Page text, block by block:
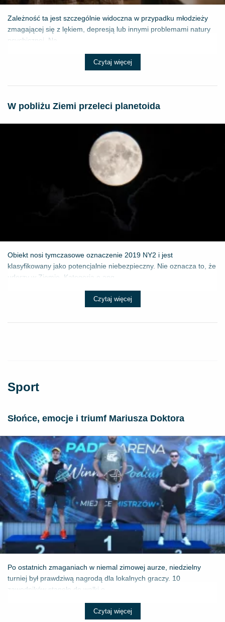
Zależność ta jest szczególnie widoczna w przypadku młodzieży
zmagającej się z lękiem, depresją lub innymi problemami natury
psychicznej. Na...
Czytaj więcej
W pobliżu Ziemi przeleci planetoida
Obiekt nosi tymczasowe oznaczenie 2019 NY2 i jest
klasyfikowany jako potencjalnie niebezpieczny. Nie oznacza to, że
uderzy w Ziemię. Kategoria o ang...
Czytaj więcej
Sport
Słońce, emocje i triumf Mariusza Doktora
Po ostatnich zmaganiach w niemal zimowej aurze, niedzielny
turniej był prawdziwą nagrodą dla lokalnych graczy. 10
zawodników stanęło do walki o ...
Czytaj więcej